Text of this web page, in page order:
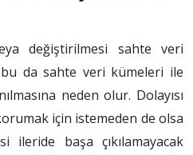
değiştirilmesi sahte veri
da sahte veri kümeleri ile
neden olur. Dolayısı
için istemeden de olsa
ileride başa çıkılamayacak